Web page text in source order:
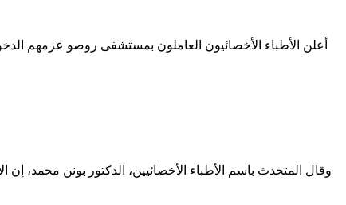
وقال المتحدث باسم الأطباء الأخصائيين، الدكتور بونن محمد،